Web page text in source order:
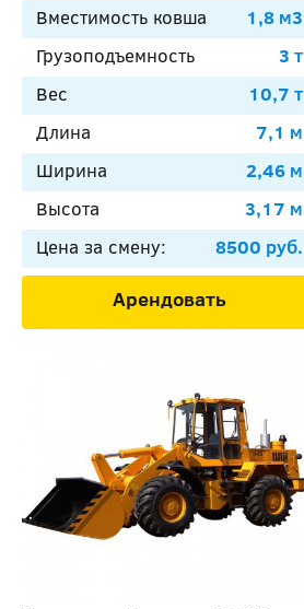
Вместимость ковша
1,8 м3
Грузоподъемность
3 т
Вес
10,7 т
Длина
7,1 м
Ширина
2,46 м
Высота
3,17 м
Цена за смену:
8500 руб.
Арендовать